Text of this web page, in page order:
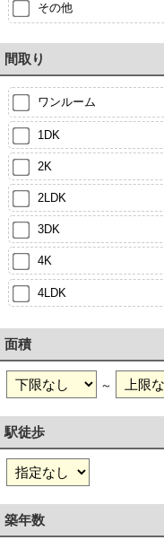
その他
間取り
ワンルーム
1DK
2K
2LDK
3DK
4K
4LDK
面積
～
駅徒歩
築年数